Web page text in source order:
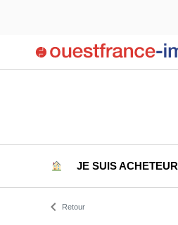
JE SUIS ACHETEUR
Retour